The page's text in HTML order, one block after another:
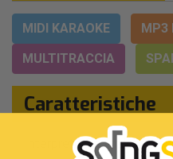
MIDI KARAOKE
MP3
MULTITRACCIA
Caratteristiche
Interprete Originale:Fred